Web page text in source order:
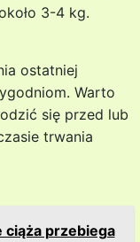
3-4 kg.
ostatniej
Warto
się przed lub
trwania
ciąża przebiega